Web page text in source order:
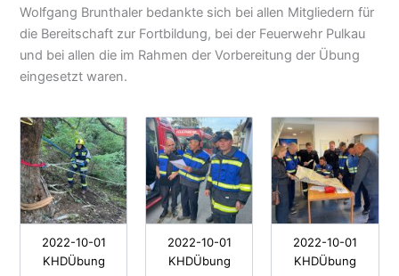
Wolfgang Brunthaler bedankte sich bei allen Mitgliedern für
die Bereitschaft zur Fortbildung, bei der Feuerwehr Pulkau
und bei allen die im Rahmen der Vorbereitung der Übung
eingesetzt waren.
2022-10-01
KHDÜbung
2022-10-01
KHDÜbung
2022-10-01
KHDÜbung